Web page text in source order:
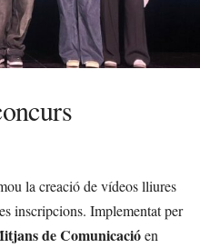
la creació de vídeos lliures
inscripcions. Implementat per
de Comunicacióen